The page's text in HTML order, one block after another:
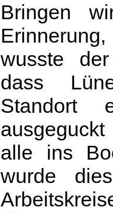
Bringen
wusste der
dass
Standort
alle ins
wurde